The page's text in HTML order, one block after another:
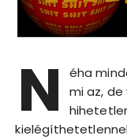
N
éha
mi az,